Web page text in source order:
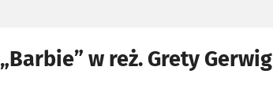
„Barbie” w reż. Grety Gerwig